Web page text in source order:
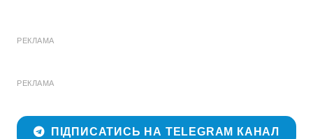
РЕКЛАМА
РЕКЛАМА
ПІДПИСАТИСЬ НА TELEGRAM КАНАЛ